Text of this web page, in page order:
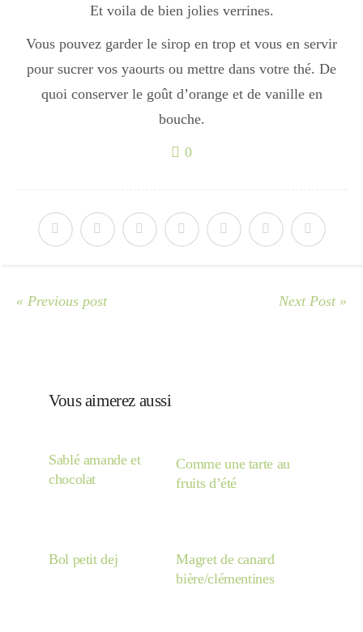
Et voila de bien jolies verrines.
Vous pouvez garder le sirop en trop et vous en servir
pour sucrer vos yaourts ou mettre dans votre thé. De
quoi conserver le goût d’orange et de vanille en
bouche.
0
« Previous post Next Post »
Vous aimerez aussi
Sablé amande et
chocolat
Comme une tarte au
fruits d’été
Bol petit dej
Magret de canard
bière/clémentines